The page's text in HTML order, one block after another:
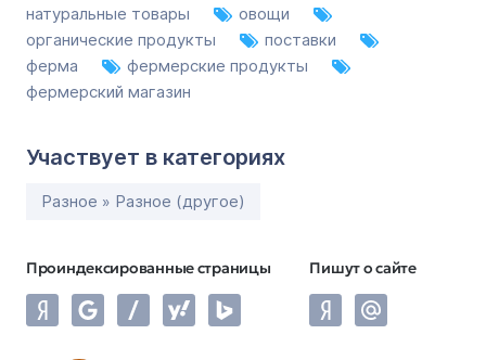
натуральные товары
овощи
органические продукты
поставки
ферма
фермерские продукты
фермерский магазин
Участвует в категориях
Разное » Разное (другое)
Проиндексированные страницы Пишут о сайте